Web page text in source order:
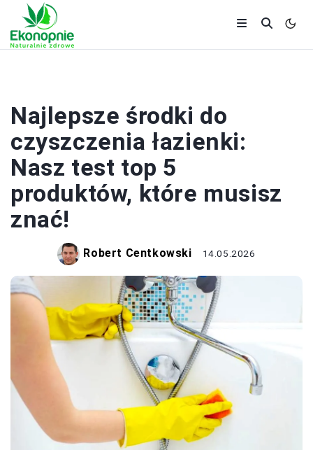
Najlepsze środki do
czyszczenia łazienki:
Nasz test top 5
produktów, które musisz
znać!
Robert Centkowski 14.05.2026